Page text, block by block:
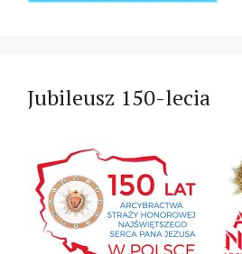
Jubileusz 150-lecia